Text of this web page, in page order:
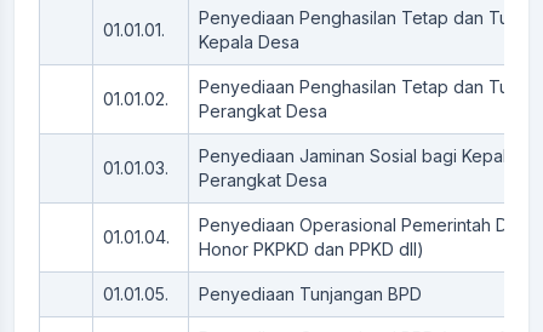
01.01.01.
Penyediaan Penghasilan Tetap dan
Kepala Desa
01.01.02.
Penyediaan Penghasilan Tetap dan
Perangkat Desa
01.01.03.
Penyediaan Jaminan Sosial bagi Kepala
Perangkat Desa
01.01.04.
Penyediaan Operasional Pemerintah Desa
Honor PKPKD dan PPKD dll)
01.01.05. Penyediaan Tunjangan BPD